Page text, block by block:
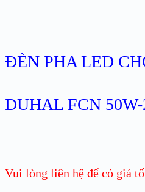
ĐÈN PHA LED
DUHAL FCN
Vui lòng liên hệ để có giá